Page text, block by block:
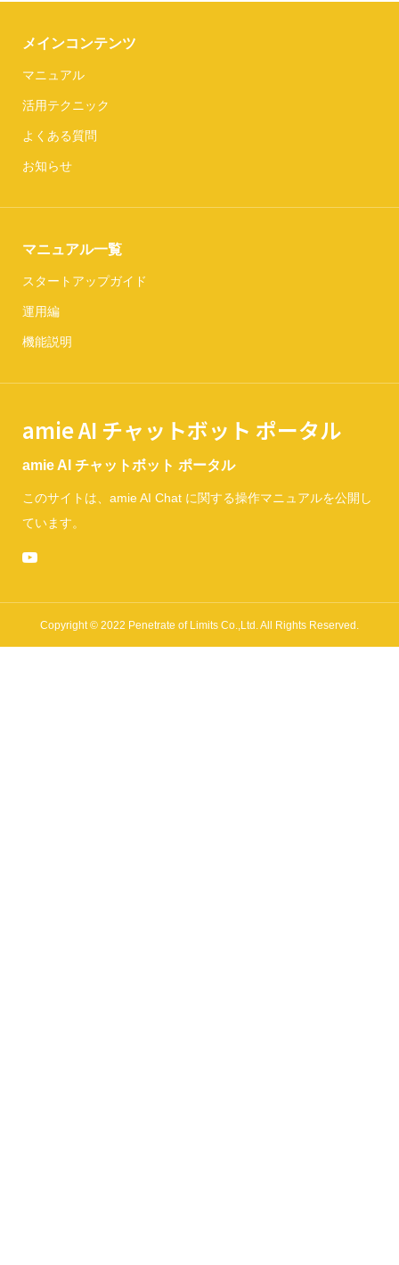
メインコンテンツ
マニュアル
活用テクニック
よくある質問
お知らせ
マニュアル一覧
スタートアップガイド
運用編
機能説明
amie AI チャットボット ポータル
amie AI チャットボット ポータル
このサイトは、amie AI Chat に関する操作マニュアルを公開し
ています。
Copyright © 2022 Penetrate of Limits Co.,Ltd. All Rights Reserved.